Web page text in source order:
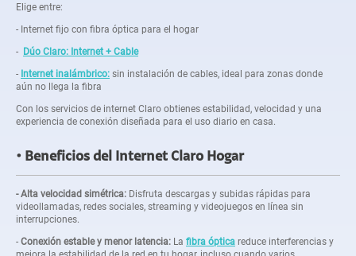
Elige entre:
- Internet fijo con fibra óptica para el hogar
- Dúo Claro: Internet + Cable
- Internet inalámbrico: sin instalación de cables, ideal para zonas donde
aún no llega la fibra
Con los servicios de internet Claro obtienes estabilidad, velocidad y una
experiencia de conexión diseñada para el uso diario en casa.
Beneficios del Internet Claro Hogar
- Alta velocidad simétrica: Disfruta descargas y subidas rápidas para
videollamadas, redes sociales, streaming y videojuegos en línea sin
interrupciones.
- Conexión estable y menor latencia: La fibra óptica reduce interferencias y